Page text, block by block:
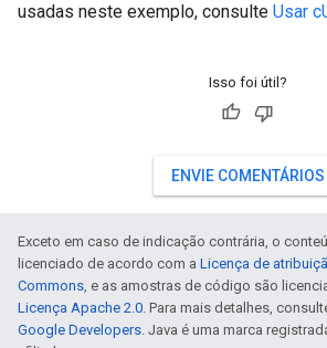
usadas neste exemplo, consulte Usar
Isso foi útil?
ENVIE COMENTÁRIOS
Exceto em caso de indicação contrária, o
licenciado de acordo com a Licença de
Commons, e as amostras de código são
Licença Apache 2.0. Para mais detalhes,
Google Developers. Java é uma marca